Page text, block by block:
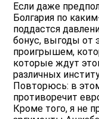
Если даже
Болгария по
поддастся
бонус, выгоды от
проигрышем,
которые ждут
различных
Повторюсь: в
противоречит
Кроме того, я не